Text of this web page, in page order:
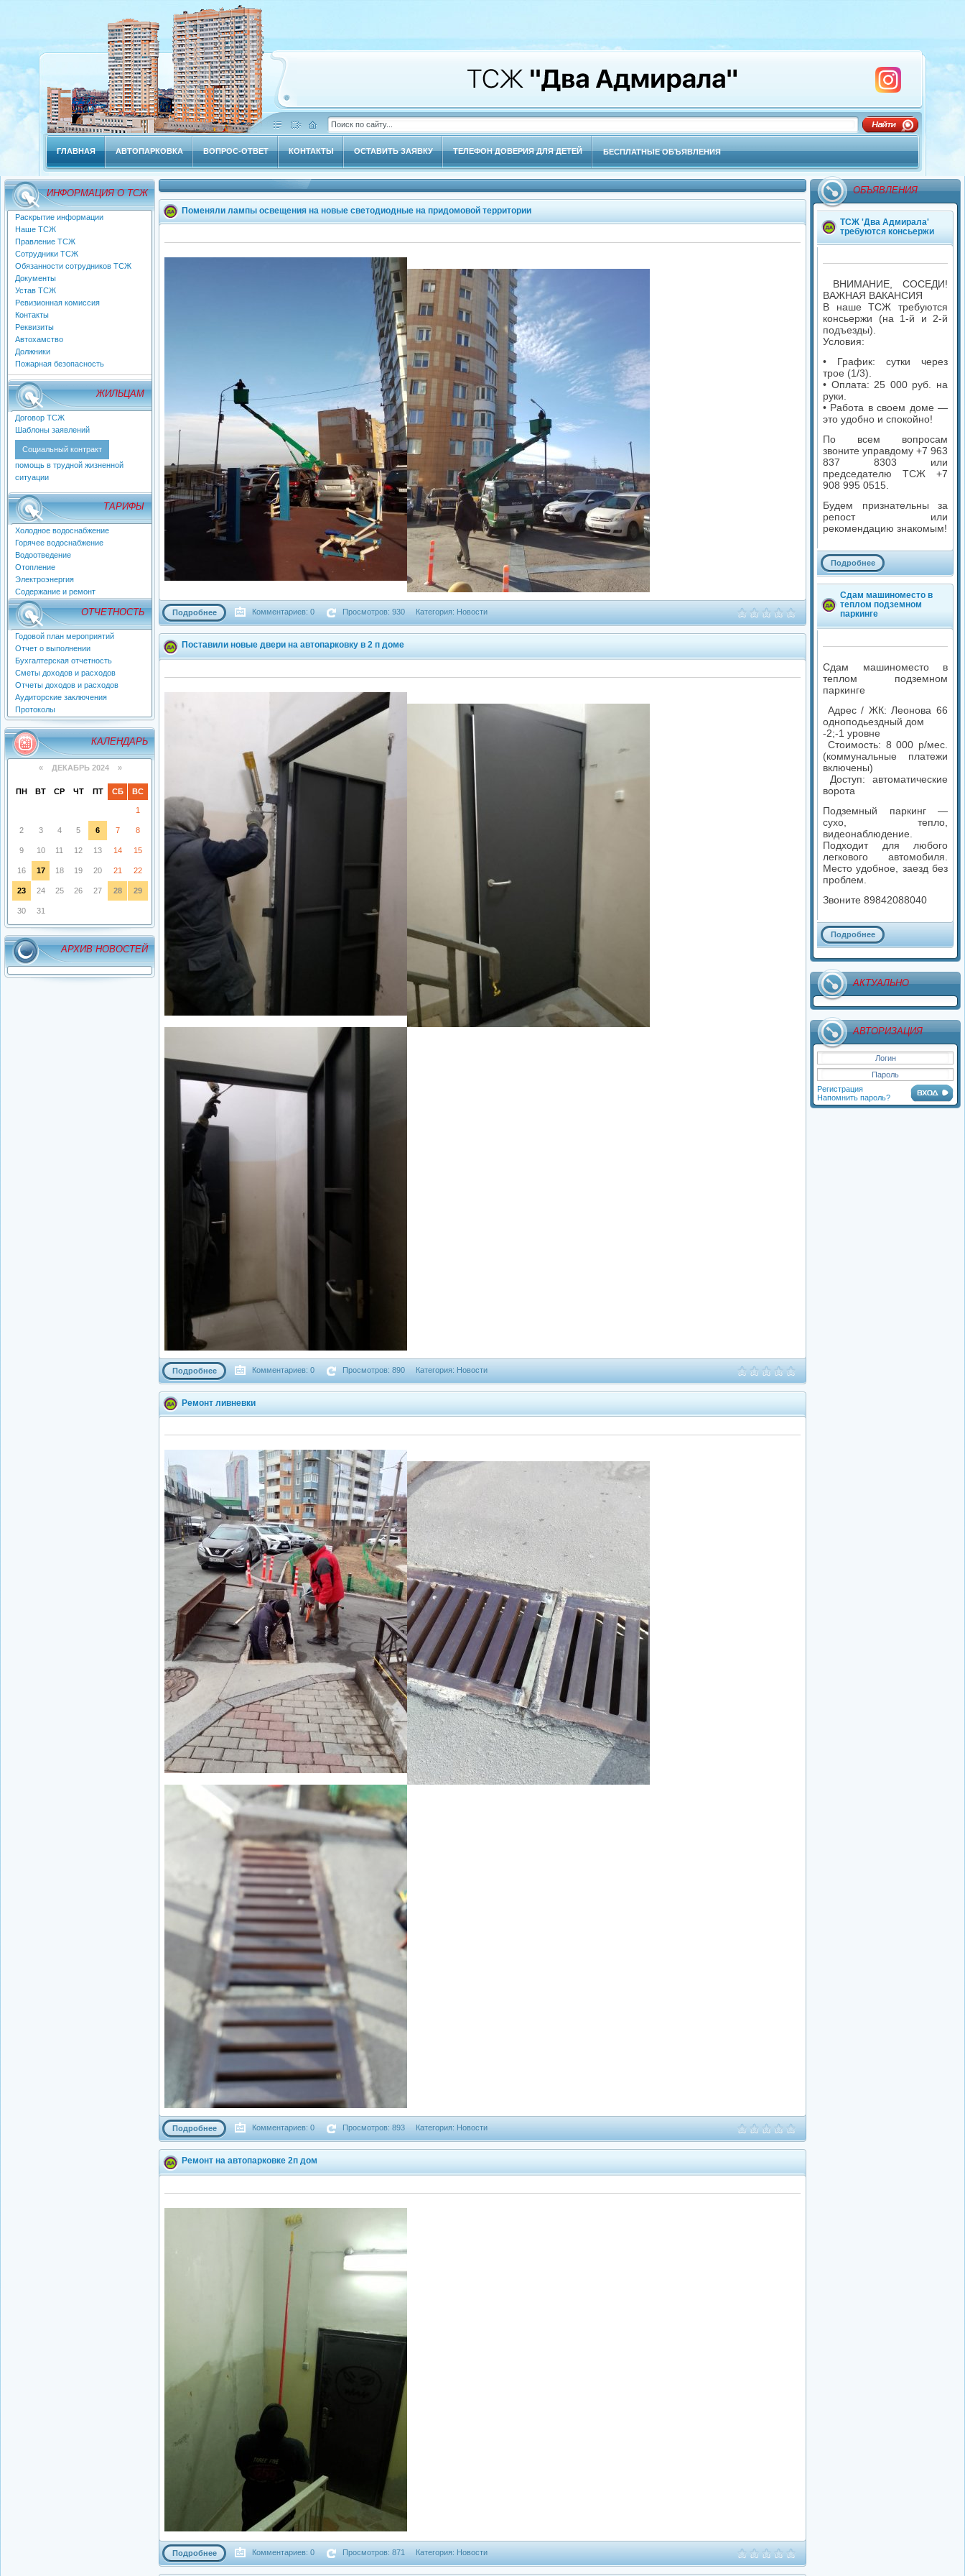
ГЛАВНАЯ АВТОПАРКОВКА ВОПРОС-ОТВЕТ КОНТАКТЫ ОСТАВИТЬ ЗАЯВКУ ТЕЛЕФОН ДОВЕРИЯ ДЛЯ ДЕТЕЙ БЕСПЛАТНЫЕ ОБЪЯВЛЕНИЯ
ИНФОРМАЦИЯ О ТСЖ
Раскрытие информации
Наше ТСЖ
Правление ТСЖ
Сотрудники ТСЖ
Обязанности сотрудников ТСЖ
Документы
Устав ТСЖ
Ревизионная комиссия
Контакты
Реквизиты
Автохамство
Должники
Пожарная безопасность
ЖИЛЬЦАМ
Договор ТСЖ
Шаблоны заявлений
Социальный контракт
помощь в трудной жизненной
ситуации
ТАРИФЫ
Холодное водоснабжение
Горячее водоснабжение
Водоотведение
Отопление
Электроэнергия
Содержание и ремонт
ОТЧЕТНОСТЬ
Годовой план мероприятий
Отчет о выполнении
Бухгалтерская отчетность
Сметы доходов и расходов
Отчеты доходов и расходов
Аудиторские заключения
Протоколы
КАЛЕНДАРЬ
«ДЕКАБРЬ 2024 »
ПН ВТ СР ЧТ ПТ СБ ВС
1
2 3 4 5 6 7 8
9 10 11 12 13 14 15
16 17 18 19 20 21 22
23 24 25 26 27 28 29
30 31
АРХИВ НОВОСТЕЙ
ОБЪЯВЛЕНИЯ
ТСЖ 'Два Адмирала'
требуются консьержи
ВНИМАНИЕ, СОСЕДИ!
ВАЖНАЯ ВАКАНСИЯ
В наше ТСЖ требуются
консьержи (на 1-й и 2-й
подъезды).
Условия:
• График: сутки через
трое (1/3).
• Оплата: 25 000 руб. на
руки.
• Работа в своем доме —
это удобно и спокойно!
По всем вопросам
звоните управдому +7 963
837 8303 или
председателю ТСЖ +7
908 995 0515.
Будем признательны за
репост или
рекомендацию знакомым!
Подробнее
Комментариев: 0
Просмотров: 2 036
Категория: Услуги
Сдам машиноместо в
теплом подземном
паркинге
Сдам машиноместо в
теплом подземном
паркинге
Адрес / ЖК: Леонова 66
одноподьездный дом
-2;-1 уровне
Стоимость: 8 000 р/мес.
(коммунальные платежи
включены)
Доступ: автоматические
ворота
Подземный паркинг —
сухо, тепло,
видеонаблюдение.
Подходит для любого
легкового автомобиля.
Место удобное, заезд без
проблем.
Звоните 89842088040
Подробнее
Комментариев: 0
Просмотров: 1 917
Категория: Услуги
АКТУАЛЬНО
АВТОРИЗАЦИЯ
Регистрация
Напомнить пароль?
Поменяли лампы освещения на новые светодиодные на придомовой территории
Подробнее Комментариев: 0 Просмотров: 930 Категория: Новости
Поставили новые двери на автопарковку в 2 п доме
Подробнее Комментариев: 0 Просмотров: 890 Категория: Новости
Ремонт ливневки
Подробнее Комментариев: 0 Просмотров: 893 Категория: Новости
Ремонт на автопарковке 2п дом
Подробнее Комментариев: 0 Просмотров: 871 Категория: Новости